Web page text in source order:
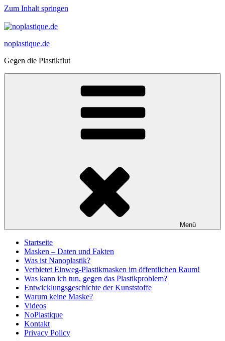
Zum Inhalt springen
noplastique.de
Gegen die Plastikflut
Menü
Startseite
Masken – Daten und Fakten
Was ist Nanoplastik?
Verbietet Einweg-Plastikmasken im öffentlichen Raum!
Was kann ich tun, gegen das Plastikproblem?
Entwicklungsgeschichte der Kunststoffe
Warum keine Maske?
Videos
NoPlastique
Kontakt
Privacy Policy